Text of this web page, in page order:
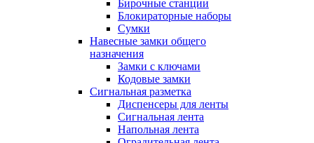
Бирочные станции
Блокираторные наборы
Сумки
Навесные замки общего
назначения
Замки с ключами
Кодовые замки
Сигнальная разметка
Диспенсеры для ленты
Сигнальная лента
Напольная лента